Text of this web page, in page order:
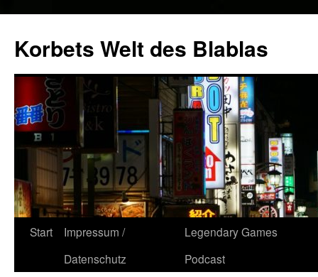
springen
Korbets Welt des Blablas
Start
Impressum /
Datenschutz
Legendary Games
Podcast